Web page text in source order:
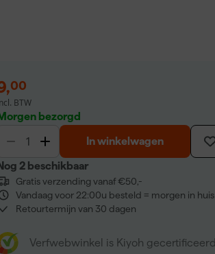
,00
BTW
bezorgd
In winkelwagen
2 beschikbaar
Gratis verzending vanaf €50,-
Vandaag voor 22:00u besteld = morgen in huis
Retourtermijn van 30 dagen
Verfwebwinkel is Kiyoh gecertificeerd